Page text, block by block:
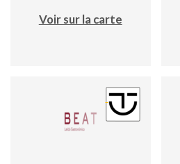
Voir sur la carte